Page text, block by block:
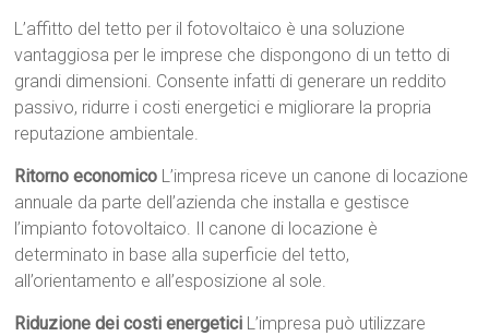
L’affitto del tetto per il fotovoltaico è una soluzione
vantaggiosa per le imprese che dispongono di un tetto di
grandi dimensioni. Consente infatti di generare un reddito
passivo, ridurre i costi energetici e migliorare la propria
reputazione ambientale.
Ritorno economico L’impresa riceve un canone di locazione
annuale da parte dell’azienda che installa e gestisce
l’impianto fotovoltaico. Il canone di locazione è
determinato in base alla superficie del tetto,
all’orientamento e all’esposizione al sole.
Riduzione dei costi energetici L’impresa può utilizzare